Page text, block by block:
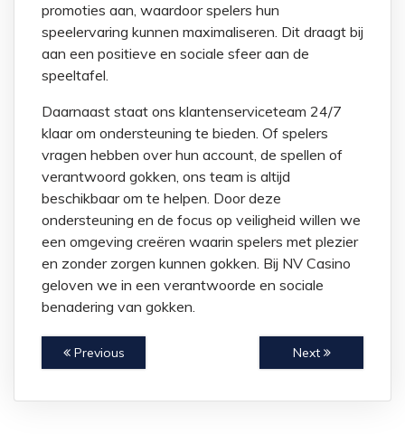
promoties aan, waardoor spelers hun
speelervaring kunnen maximaliseren. Dit draagt bij
aan een positieve en sociale sfeer aan de
speeltafel.
Daarnaast staat ons klantenserviceteam 24/7
klaar om ondersteuning te bieden. Of spelers
vragen hebben over hun account, de spellen of
verantwoord gokken, ons team is altijd
beschikbaar om te helpen. Door deze
ondersteuning en de focus op veiligheid willen we
een omgeving creëren waarin spelers met plezier
en zonder zorgen kunnen gokken. Bij NV Casino
geloven we in een verantwoorde en sociale
benadering van gokken.
Previous Next